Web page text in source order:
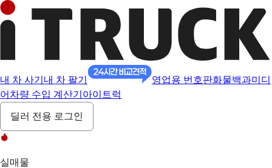
내 차 사기 내 차 팔기 영업용 번호판화물백과미디
어 차량 수입 계산기 아이트럭
딜러 전용 로그인
실매물